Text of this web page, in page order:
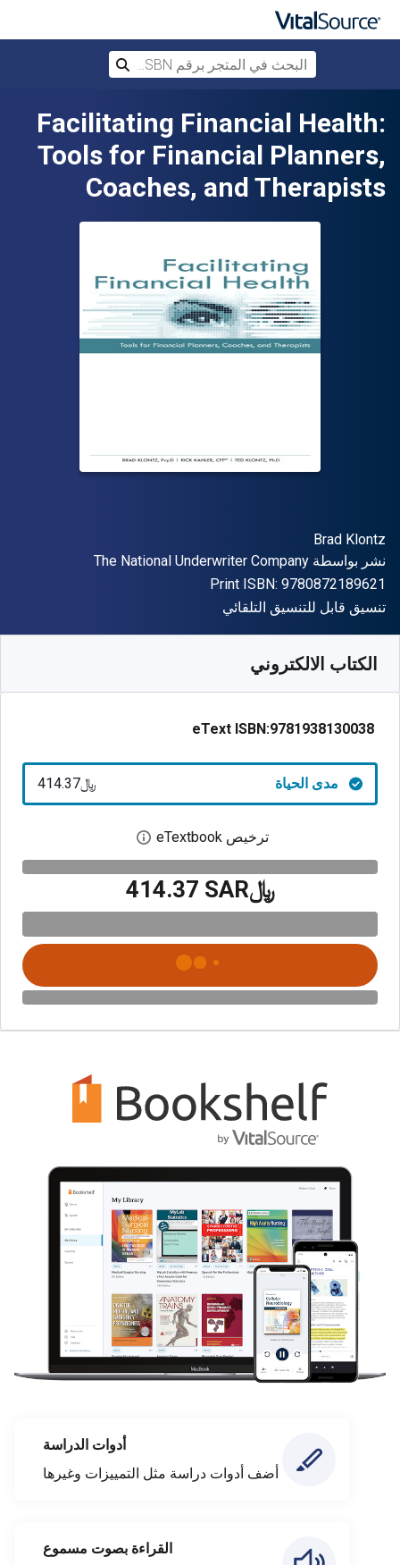
تخطي إلى المحتوى الرئيسي
Facilitating Financial Health:
Tools for Financial Planners,
Coaches, and Therapists
المؤلف (المؤلفون)
Brad Klontz
الناشر
نشر بواسطة The National Underwriter Company
Print ISBN: 9780872189621
شكل
تنسيق قابل للتنسيق التلقائي
الكتاب الالكتروني
eText ISBN:9781938130038
مدى الحياة ﷼‎414.37
ترخيص eTextbook افتح مربع حوار
﷼‎414.37 SAR
أدوات الدراسة
أضف أدوات دراسة مثل التمييزات وغيرها
القراءة بصوت مسموع